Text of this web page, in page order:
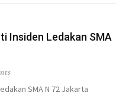
Insiden Ledakan SMA
SMA N 72 Jakarta